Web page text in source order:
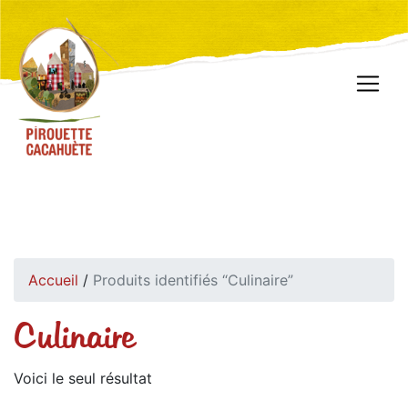
Accueil / Produits identifiés “Culinaire”
Culinaire
Voici le seul résultat